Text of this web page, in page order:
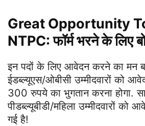
Great Opportunity
NTPC: फॉर्म भरने के लिए
इन पदों के लिए आवेदन करने का मन
ईडब्ल्यूएस/ओबीसी उम्मीदवारों को
300 रुपये का भुगतान करना होगा.
पीडब्ल्यूबीडी/महिला उम्मीदवारों
गई है!